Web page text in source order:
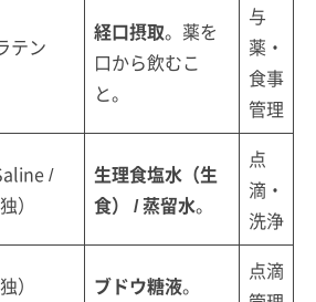
テン
経口摂取。薬を
口から飲むこ
と。
与
薬・
食事
管理
/
）
生理食塩水（生
食） / 蒸留水。
点
滴・
洗浄
） ブドウ糖液。
点滴